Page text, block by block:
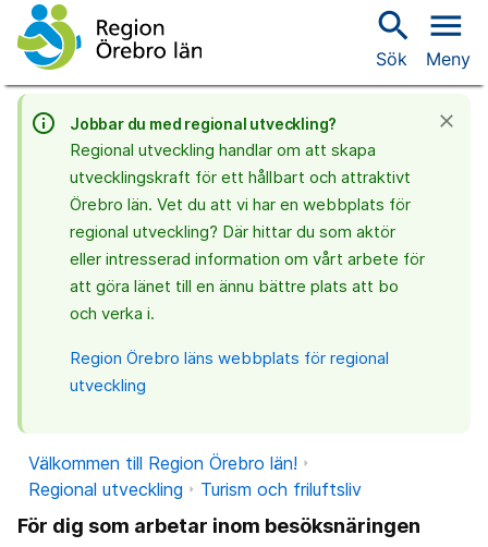
search
Sök
menu
Meny
info_outline
Jobbar du med regional utveckling?
Regional utveckling handlar om att skapa
utvecklingskraft för ett hållbart och attraktivt
Örebro län. Vet du att vi har en webbplats för
regional utveckling? Där hittar du som aktör
eller intresserad information om vårt arbete för
att göra länet till en ännu bättre plats att bo
och verka i.
Region Örebro läns webbplats för regional
utveckling
close
Välkommen till Region Örebro län!
Regional utveckling
Turism och friluftsliv
För dig som arbetar inom besöksnäringen